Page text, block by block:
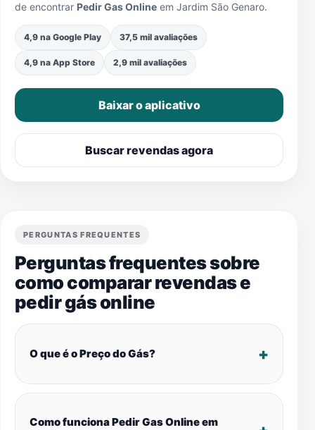
de encontrar Pedir Gas Online em Jardim São Genaro.
4,9 na Google Play 37,5 mil avaliações
4,9 na App Store 2,9 mil avaliações
Baixar o aplicativo
Buscar revendas agora
PERGUNTAS FREQUENTES
Perguntas frequentes sobre
como comparar revendas e
pedir gás online
O que é o Preço do Gás?
Como funciona Pedir Gas Online em